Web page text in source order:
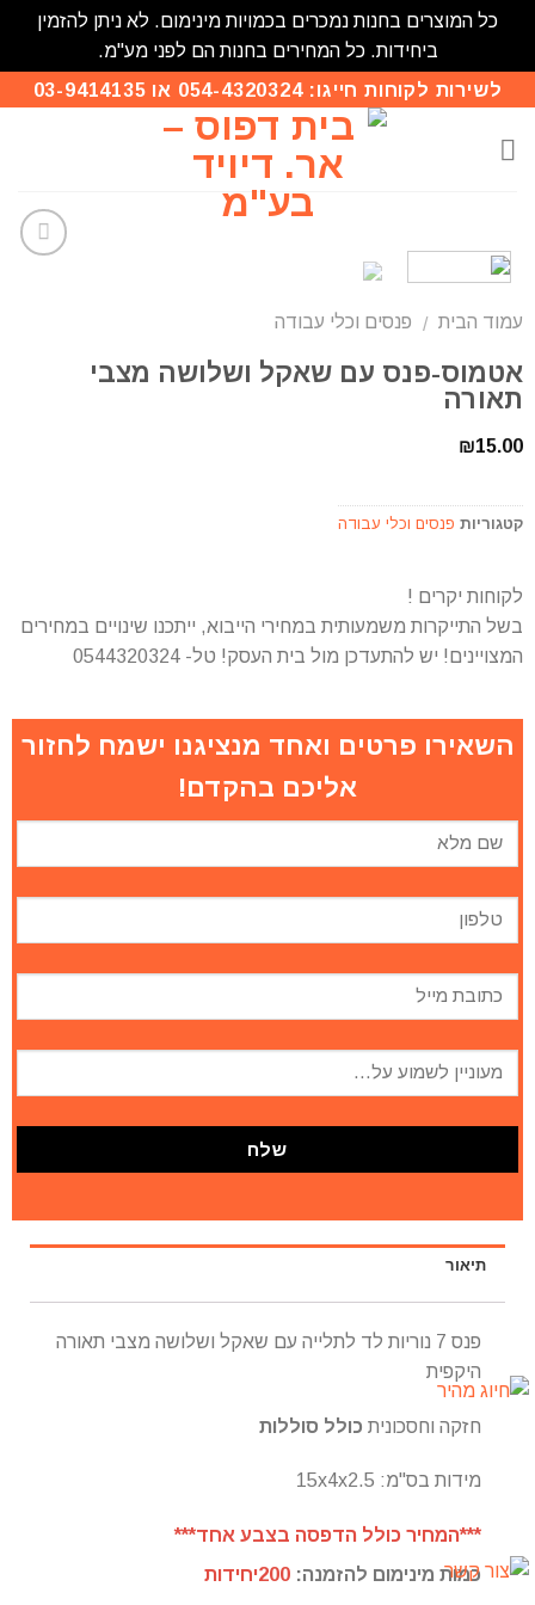
כל המוצרים בחנות נמכרים בכמויות מינימום. לא ניתן להזמין
ביחידות. כל המחירים בחנות הם לפני מע"מ.
לשירות לקוחות חייגו: 054-4320324 או 03-9414135
עמוד הבית / פנסים וכלי עבודה
אטמוס-פנס עם שאקל ושלושה מצבי
תאורה
₪15.00
קטגוריות פנסים וכלי עבודה
לקוחות יקרים !
בשל התייקרות משמעותית במחירי הייבוא, ייתכנו שינויים במחירים
המצויינים! יש להתעדכן מול בית העסק! טל- 0544320324
השאירו פרטים ואחד מנציגנו ישמח לחזור
אליכם בהקדם!
תיאור
פנס 7 נוריות לד לתלייה עם שאקל ושלושה מצבי תאורה
היקפית
חזקה וחסכונית כולל סוללות
מידות בס"מ: 15x4x2.5
***המחיר כולל הדפסה בצבע אחד***
כמות מינימום להזמנה: 200יחידות